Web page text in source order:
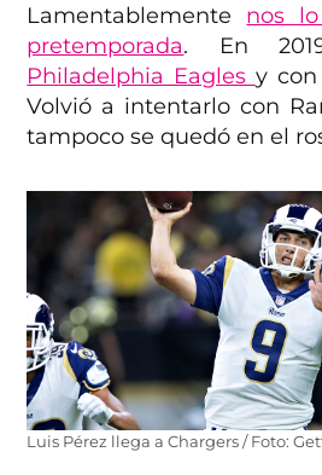
Lamentablemente nos
pretemporada. En
Philadelphia Eagles y con
Volvió a intentarlo con
tampoco se quedó en el
Luis Pérez llega a Chargers / Foto: